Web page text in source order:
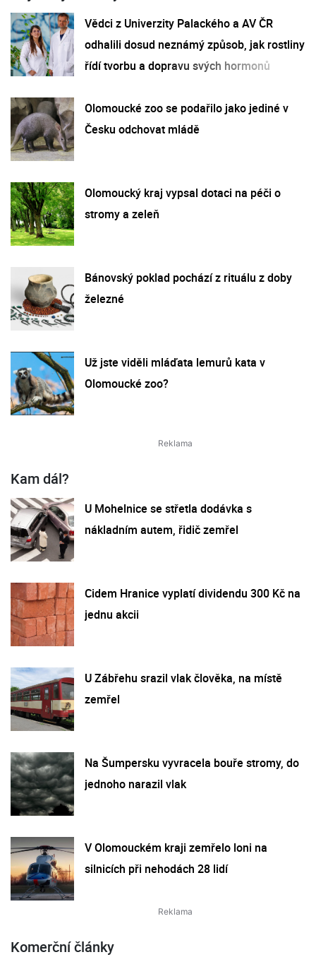
Vědci z Univerzity Palackého a AV ČR
odhalili dosud neznámý způsob, jak rostliny
řídí tvorbu a dopravu svých hormonů
Olomoucké zoo se podařilo jako jediné v
Česku odchovat mládě
Olomoucký kraj vypsal dotaci na péči o
stromy a zeleň
Bánovský poklad pochází z rituálu z doby
železné
Už jste viděli mláďata lemurů kata v
Olomoucké zoo?
Kam dál?
U Mohelnice se střetla dodávka s
nákladním autem, řidič zemřel
Cidem Hranice vyplatí dividendu 300 Kč na
jednu akcii
U Zábřehu srazil vlak člověka, na místě
zemřel
Na Šumpersku vyvracela bouře stromy, do
jednoho narazil vlak
V Olomouckém kraji zemřelo loni na
silnicích při nehodách 28 lidí
Komerční články